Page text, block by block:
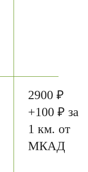
2900 ₽
+100 ₽ за
1 км. от
МКАД